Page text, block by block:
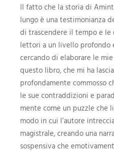
Il fatto che la storia di
lungo è una testimonianza
di trascendere il tempo e le
lettori a un livello profondo
cercando di elaborare le
questo libro, che mi ha
profondamente commosso
le sue contraddizioni e
mente come un puzzle che
modo in cui l’autore
magistrale, creando una
sospensiva che